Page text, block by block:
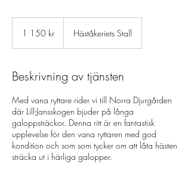
1 150 kr Häståkeriets Stall
Beskrivning av tjänsten
Med vana ryttare rider vi till Norra Djurgården
där Lill-Jansskogen bjuder på långa
galoppsträckor. Denna ritt är en fantastisk
upplevelse för den vana ryttaren med god
kondition och som som tycker om att låta hästen
sträcka ut i härliga galopper.